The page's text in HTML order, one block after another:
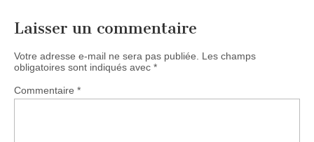
Laisser un commentaire
Votre adresse e-mail ne sera pas publiée.
Les champs
obligatoires sont indiqués avec *
Commentaire *